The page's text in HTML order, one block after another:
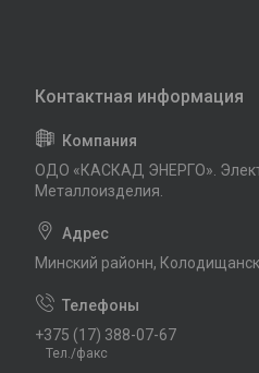
ОДО «КАСКАД ЭНЕРГО».
Металлоизделия.
Минский районн,
+375 (17) 388-07-67
Тел./факс